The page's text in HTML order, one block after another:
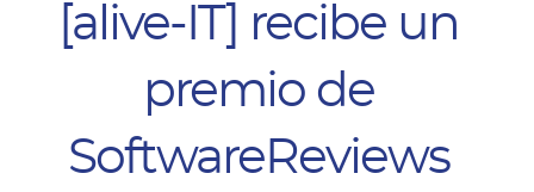
[alive-IT] recibe un
premio de
SoftwareReviews